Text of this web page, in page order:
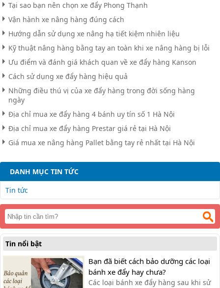
Tại sao bạn nên chọn xe đẩy Phong Thạnh
Vận hành xe nâng hàng đúng cách
Hướng dẫn sử dụng xe nâng hạ tiết kiệm nhiên liệu
Kỹ thuật nâng hàng bằng tay an toàn khi xe nâng hàng bị lỗi
Ưu điểm và đánh giá khách quan về xe đẩy hàng Kanson
Cách sử dụng xe đẩy hàng hiệu quả
Những điều thú vị của xe đẩy hàng trong đời sống hàng
ngày
Địa chỉ mua xe đẩy hàng 4 bánh uy tín số 1 Hà Nội
Địa chỉ mua xe đẩy hàng Prestar giá rẻ tại Hà Nội
Giá mua xe nâng hàng Pallet bằng tay rẻ nhất tại Hà Nội
DANH MỤC TIN TỨC
Tin tức
Tin nổi bật
Bạn đã biết cách bảo dưỡng các loại
bánh xe đẩy hay chưa?
Các loại bánh xe đẩy hàng sau khi sử